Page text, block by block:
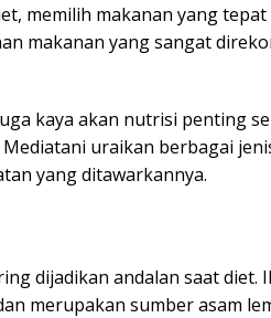
memilih makanan yang
makanan yang sangat
kaya akan nutrisi penting
uraikan berbagai
yang ditawarkannya.
dijadikan andalan saat diet.
merupakan sumber asam